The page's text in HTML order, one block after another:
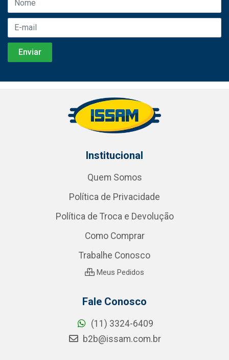
Institucional
Quem Somos
Política de Privacidade
Política de Troca e Devolução
Como Comprar
Trabalhe Conosco
Meus Pedidos
Fale Conosco
(11) 3324-6409
b2b@issam.com.br